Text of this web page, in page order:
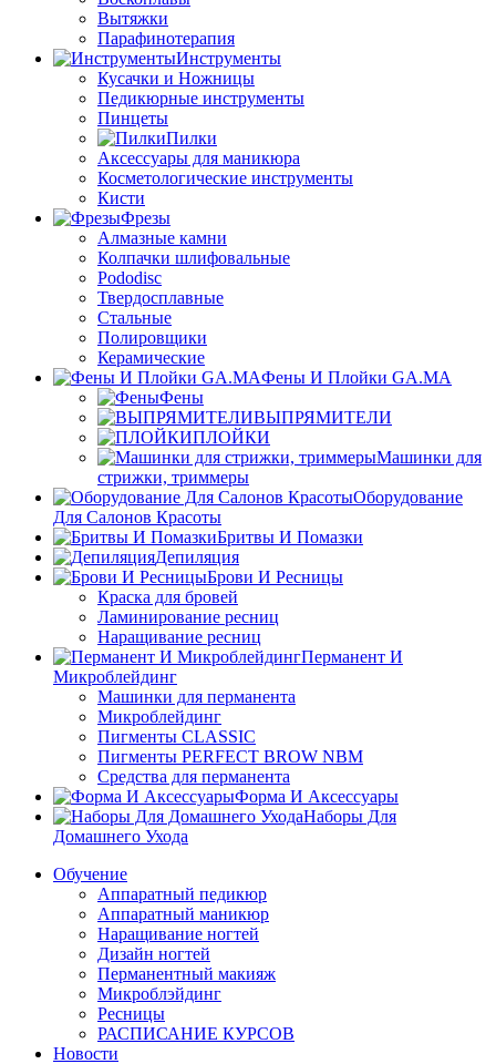
Вытяжки
Парафинотерапия
Инструменты
Кусачки и Ножницы
Педикюрные инструменты
Пинцеты
Пилки
Аксессуары для маникюра
Косметологические инструменты
Кисти
Фрезы
Алмазные камни
Колпачки шлифовальные
Pododisc
Твердосплавные
Стальные
Полировщики
Керамические
Фены И Плойки GA.MA
Фены
ВЫПРЯМИТЕЛИ
ПЛОЙКИ
Машинки для
стрижки, триммеры
Оборудование
Для Салонов Красоты
Бритвы И Помазки
Депиляция
Брови И Ресницы
Краска для бровей
Ламинирование ресниц
Наращивание ресниц
Перманент И
Микроблейдинг
Машинки для перманента
Микроблейдинг
Пигменты CLASSIC
Пигменты PERFECT BROW NBM
Средства для перманента
Форма И Аксессуары
Наборы Для
Домашнего Ухода
Обучение
Аппаратный педикюр
Аппаратный маникюр
Наращивание ногтей
Дизайн ногтей
Перманентный макияж
Микроблэйдинг
Ресницы
РАСПИСАНИЕ КУРСОВ
Новости